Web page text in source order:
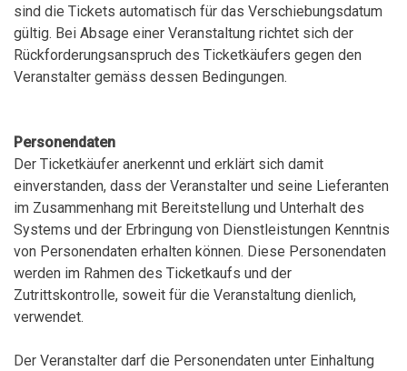
sind die Tickets automatisch für das Verschiebungsdatum
gültig. Bei Absage einer Veranstaltung richtet sich der
Rückforderungsanspruch des Ticketkäufers gegen den
Veranstalter gemäss dessen Bedingungen.
Personendaten
Der Ticketkäufer anerkennt und erklärt sich damit
einverstanden, dass der Veranstalter und seine Lieferanten
im Zusammenhang mit Bereitstellung und Unterhalt des
Systems und der Erbringung von Dienstleistungen Kenntnis
von Personendaten erhalten können. Diese Personendaten
werden im Rahmen des Ticketkaufs und der
Zutrittskontrolle, soweit für die Veranstaltung dienlich,
verwendet.
Der Veranstalter darf die Personendaten unter Einhaltung